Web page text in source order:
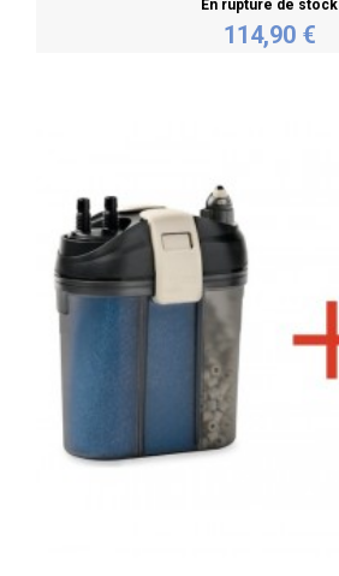
Plus de détails
En rupture de stock
114,90 €